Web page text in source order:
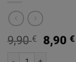
9,90€
Preis
8,90€
Abdeckung /